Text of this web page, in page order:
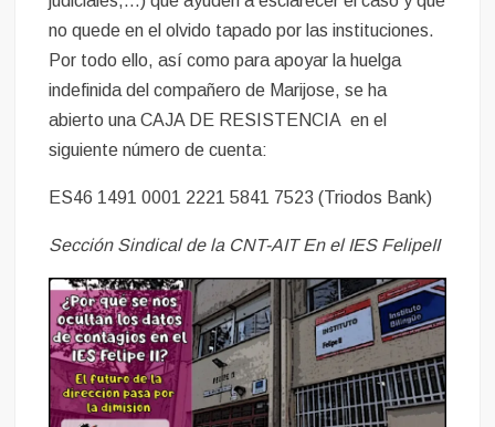
no quede en el olvido tapado por las instituciones.
Por todo ello, así como para apoyar la huelga
indefinida del compañero de Marijose, se ha
abierto una CAJA DE RESISTENCIA en el
siguiente número de cuenta:
ES46 1491 0001 2221 5841 7523 (Triodos Bank)
Sección Sindical de la CNT-AIT En el IES FelipeII